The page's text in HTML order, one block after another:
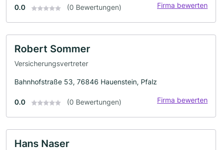
0.0 (0 Bewertungen) Firma bewerten
Robert Sommer
Versicherungsvertreter
Bahnhofstraße 53, 76846 Hauenstein, Pfalz
0.0 (0 Bewertungen) Firma bewerten
Hans Naser